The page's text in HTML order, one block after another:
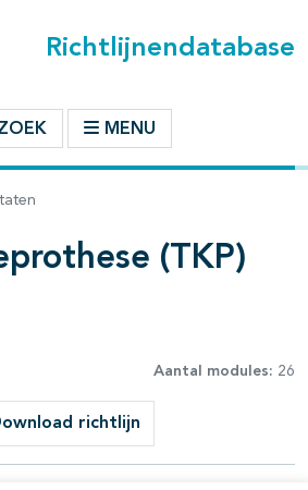
Richtlijnendatabase
MENU
(TKP)
Aantal modules: 26
richtlijn